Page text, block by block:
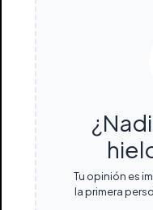
Tu opinión es
la primera